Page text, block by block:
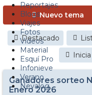
Reportajes
Blogs
Viajes
Fotos
Videos
Material
Esquí Pro
Infonieve
Verano
Nevalog
Nuevo tema
Destacado
Ganadores sorteo
Enero 2026